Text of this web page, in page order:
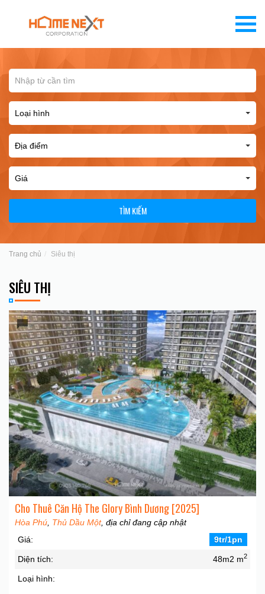
TÌM KIẾM
Trang chủ Siêu thị
SIÊU THỊ
Cho Thuê Căn Hộ The Glory Bình Dương [2025]
Hòa Phú Thủ Dầu Một, địa chỉ đang cập nhật
Giá:
9tr/1pn
Diện tích: 48m2 m2
Loại hình: